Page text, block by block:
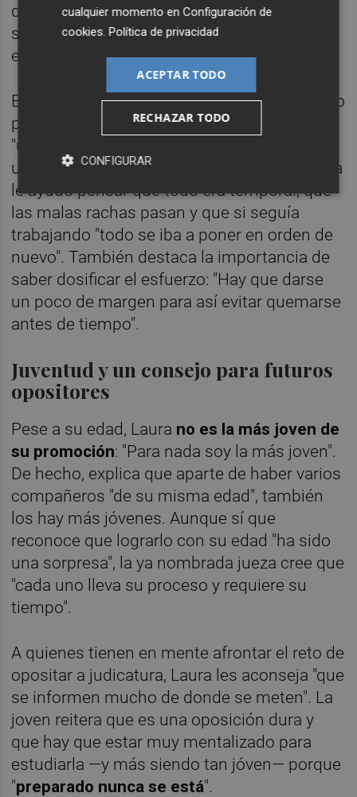
que no puedes alargar una cena si el día
siguiente tienes que madrugar para
estudiar", explica.
El cansancio y las dudas también han estado
presentes. Laura reconoce que se trata de
"una oposición muy larga" y que "mantener
un ritmo alto de estudio es muy difícil". A ella
le ayudó pensar que todo era temporal, que
las malas rachas pasan y que si seguía
trabajando "todo se iba a poner en orden de
nuevo". También destaca la importancia de
saber dosificar el esfuerzo: "Hay que darse
un poco de margen para así evitar quemarse
antes de tiempo".
Juventud y un consejo para futuros
opositores
Pese a su edad, Laura no es la más joven de
su promoción: "Para nada soy la más joven".
De hecho, explica que aparte de haber varios
compañeros "de su misma edad", también
los hay más jóvenes. Aunque sí que
reconoce que lograrlo con su edad "ha sido
una sorpresa", la ya nombrada jueza cree que
"cada uno lleva su proceso y requiere su
tiempo".
A quienes tienen en mente afrontar el reto de
opositar a judicatura, Laura les aconseja "que
se informen mucho de donde se meten". La
joven reitera que es una oposición dura y
que hay que estar muy mentalizado para
estudiarla —y más siendo tan jóven— porque
"preparado nunca se está".
cualquier momento enConfiguración de
cookies .Política de privacidad
ACEPTAR TODO
RECHAZAR TODO
CONFIGURAR